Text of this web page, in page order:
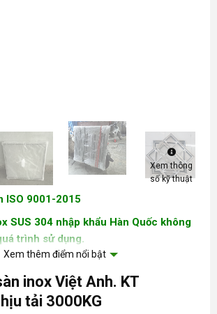
Xem thông
số kỹ thuật
ISO 9001-2015
SUS 304 nhập khẩu Hàn Quốc không
trình sử dụng.
su chuyên dụng không gây độc hại cho
, ngăn mùi, chống côn trùng từ sàn
Xem thêm điểm nổi bật
inox Việt Anh. KT
tải 3000KG